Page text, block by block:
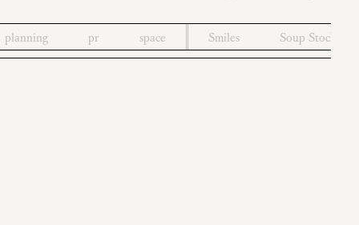
planning pr space Smiles Soup Stock